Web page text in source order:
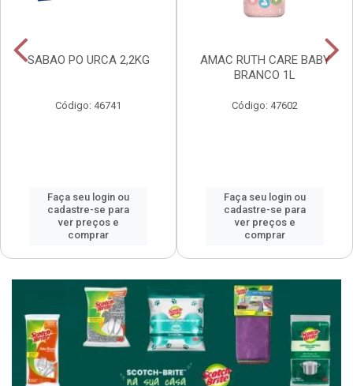
SABAO PO URCA 2,2KG
Código: 46741
Faça seu login ou
cadastre-se para
ver preços e
comprar
AMAC RUTH CARE BABY
BRANCO 1L
Código: 47602
Faça seu login ou
cadastre-se para
ver preços e
comprar